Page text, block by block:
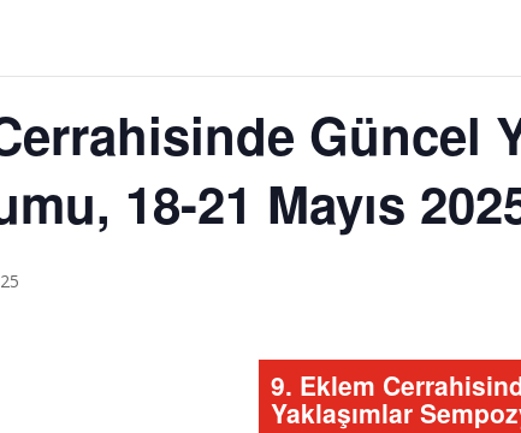
Güncel
18-21 Mayıs
9. Eklem
Yaklaşımlar